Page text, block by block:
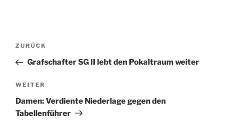
Beitragsnavigation
Vorheriger
Beitrag
ZURÜCK
Grafschafter SG II lebt den Pokaltraum weiter
Nächster
Beitrag
WEITER
Damen: Verdiente Niederlage gegen den
Tabellenführer